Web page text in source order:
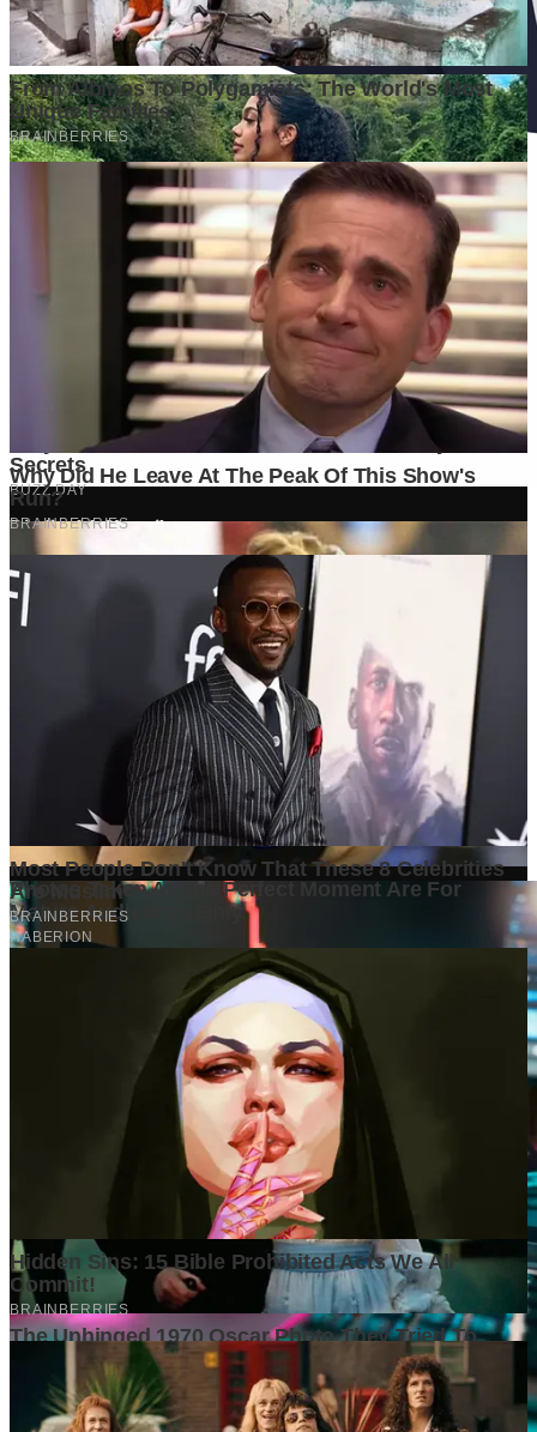
Ditulis olehKontributor
Penyuka detail yang percaya bahwa setiap tulisan punya nyawa.
Bertugas merangkai ide menjadi cerita yang mengalir, memastikan
setiap titik dan koma berada di tempat yang tepat untuk kenyamanan
0)
Tulis Komentar
Belum ada komentar. Jadilah yang pertama!
Baca Juga